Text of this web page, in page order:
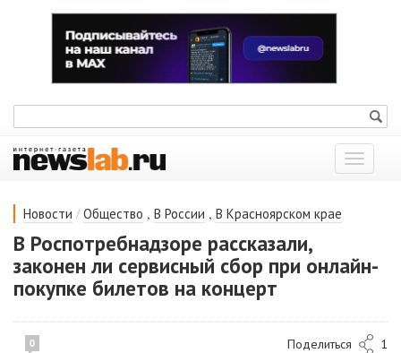
Показать
меню
Новости / Общество , В России , В Красноярском крае
В Роспотребнадзоре рассказали,
законен ли сервисный сбор при онлайн-
покупке билетов на концерт
0 Поделиться 1